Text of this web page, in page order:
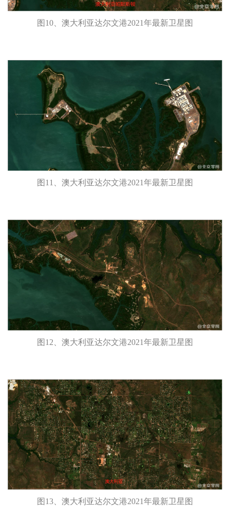
图10、澳大利亚达尔文港2021年最新卫星图
图11、澳大利亚达尔文港2021年最新卫星图
图12、澳大利亚达尔文港2021年最新卫星图
图13、澳大利亚达尔文港2021年最新卫星图